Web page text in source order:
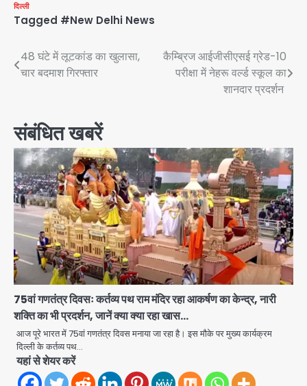
दिल्ली
Tagged #New Delhi News
Post
navigation
48 घंटे में लूटकांड का खुलासा,
चार बदमाश गिरफ्तार
कैम्ब्रिज आईजीसीएसई ग्रेड-10
परीक्षा में नेहरू वर्ल्ड स्कूल का
शानदार प्रदर्शन
संबंधित खबरें
75वां गणतंत्र दिवसः कर्तव्य पथ राम मंदिर रहा आकर्षण का केन्द्र, नारी
शक्ति का भी प्रदर्शन, जानें क्या क्या रहा खास…
आज पूरे भारत में 75वां गणतंत्र दिवस मनाया जा रहा है। इस मौके पर मुख्य कार्यक्रम
दिल्ली के कर्तव्य पथ…
यहां से शेयर करें